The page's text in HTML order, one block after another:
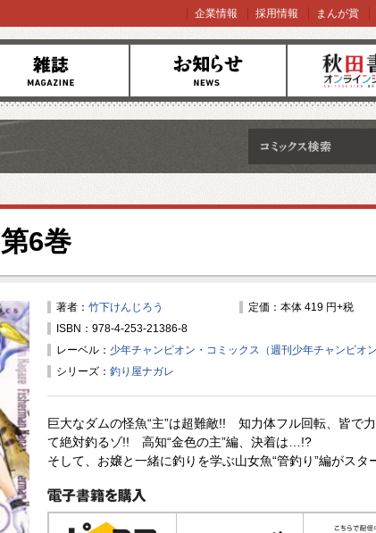
お知らせ オンラインショッ
企業情報 採用情報 まんが賞
第6巻
著者： 竹下けんじろう
定価：本体 419 円+税
ISBN：978-4-253-21386-8
レーベル： 少年チャンピオン・コミックス（週刊少年チャンピオン
シリーズ： 釣り屋ナガレ
巨大なダムの怪魚“主”は超難敵!! 知力体フル回転、皆で
て絶対釣るゾ!! 高知“金色の主”編、決着は…!?
そして、お嬢と一緒に釣りを学ぶ山女魚“管釣り”編がスタ
電子書籍で購入